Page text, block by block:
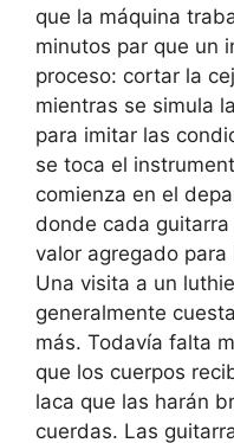
que la máquina
minutos par que un
proceso: cortar la
mientras se simula
para imitar las
se toca el
comienza en el
donde cada
valor agregado
Una visita a un
generalmente
más. Todavía falta
que los cuerpos
laca que las harán
cuerdas. Las